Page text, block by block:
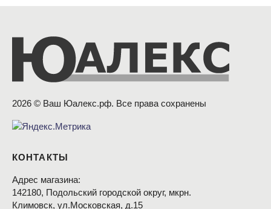
2026 © Ваш Юалекс.рф. Все права сохранены
КОНТАКТЫ
Адрес магазина:
142180, Подольский городской округ, мкрн.
Климовск, ул.Московская, д.15